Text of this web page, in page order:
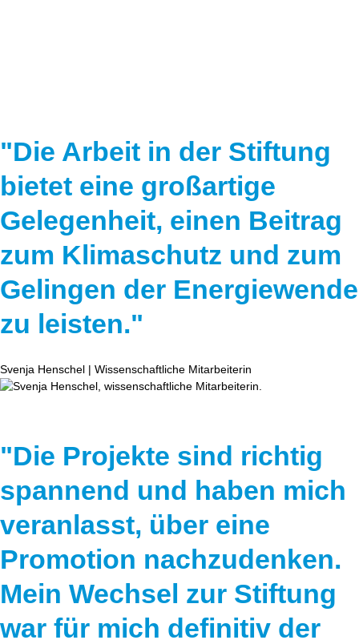
Schriften zum Umweltenergierecht
"Die Arbeit in der Stiftung
bietet eine großartige
Gelegenheit, einen Beitrag
zum Klimaschutz und zum
Gelingen der Energiewende
zu leisten."
Svenja Henschel | Wissenschaftliche Mitarbeiterin
"Die Projekte sind richtig
spannend und haben mich
veranlasst, über eine
Promotion nachzudenken.
Mein Wechsel zur Stiftung
war für mich definitiv der